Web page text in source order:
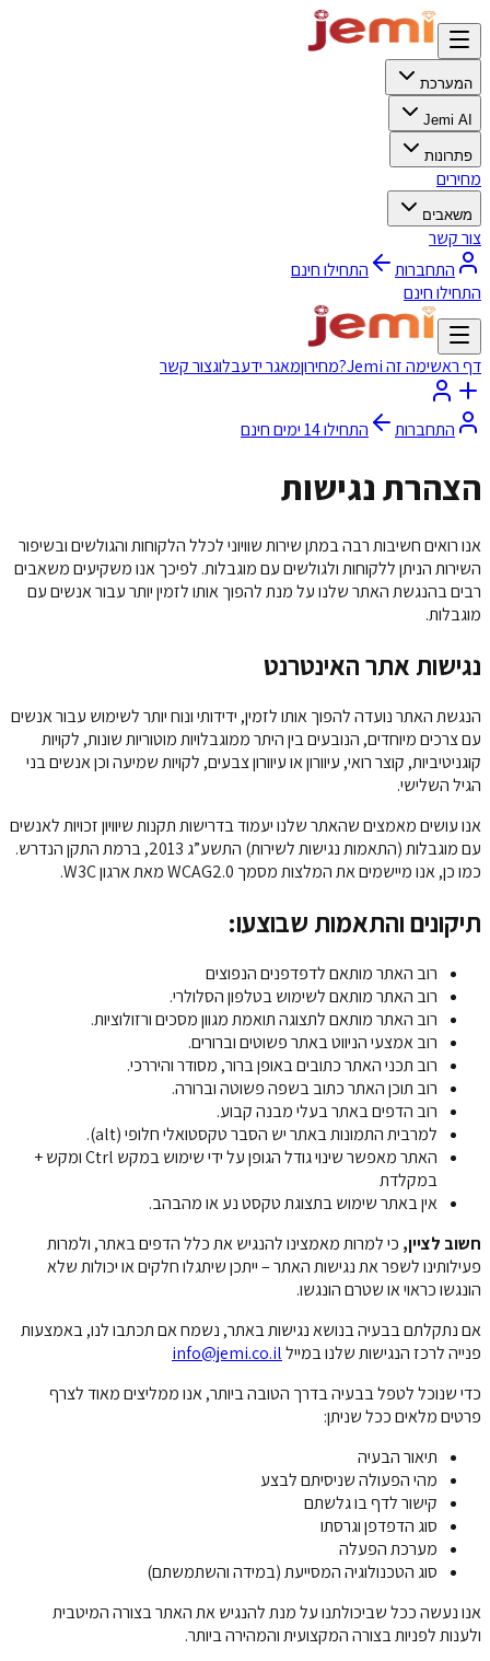
המערכת
Jemi AI
פתרונות
מחירים
משאבים
צור קשר
התחברות
התחילו חינם
התחילו חינם
דף ראשימה זה Jemi? מחירוןמאגר ידעבלוגצור קשר
התחברות התחילו 14 ימים חינם
הצהרת נגישות
אנו רואים חשיבות רבה במתן שירות שוויוני לכלל הלקוחות והגולשים ובשיפור
השירות הניתן ללקוחות ולגולשים עם מוגבלות. לפיכך אנו משקיעים משאבים
רבים בהנגשת האתר שלנו על מנת להפוך אותו לזמין יותר עבור אנשים עם
מוגבלות.
נגישות אתר האינטרנט
הנגשת האתר נועדה להפוך אותו לזמין, ידידותי ונוח יותר לשימוש עבור אנשים
עם צרכים מיוחדים, הנובעים בין היתר ממוגבלויות מוטוריות שונות, לקויות
קוגניטיביות, קוצר רואי, עיוורון או עיוורון צבעים, לקויות שמיעה וכן אנשים בני
הגיל השלישי.
אנו עושים מאמצים שהאתר שלנו יעמוד בדרישות תקנות שיוויון זכויות לאנשים
עם מוגבלות (התאמות נגישות לשירות) התשע”ג 2013, ברמת התקן הנדרש.
כמו כן, אנו מיישמים את המלצות מסמך WCAG2.0 מאת ארגון W3C.
תיקונים והתאמות שבוצעו:
רוב האתר מותאם לדפדפנים הנפוצים
רוב האתר מותאם לשימוש בטלפון הסלולרי.
רוב האתר מותאם לתצוגה תואמת מגוון מסכים ורזולוציות.
רוב אמצעי הניווט באתר פשוטים וברורים.
רוב תכני האתר כתובים באופן ברור, מסודר והיררכי.
רוב תוכן האתר כתוב בשפה פשוטה וברורה.
רוב הדפים באתר בעלי מבנה קבוע.
למרבית התמונות באתר יש הסבר טקסטואלי חלופי (alt).
האתר מאפשר שינוי גודל הגופן על ידי שימוש במקש Ctrl ומקש +
במקלדת
אין באתר שימוש בתצוגת טקסט נע או מהבהב.
חשוב לציין, כי למרות מאמצינו להנגיש את כלל הדפים באתר, ולמרות
פעילותינו לשפר את נגישות האתר – ייתכן שיתגלו חלקים או יכולות שלא
הונגשו כראוי או שטרם הונגשו.
אם נתקלתם בבעיה בנושא נגישות באתר, נשמח אם תכתבו לנו, באמצעות
פנייה לרכז הנגישות שלנו במיילinfo@jemi.co.il
כדי שנוכל לטפל בבעיה בדרך הטובה ביותר, אנו ממליצים מאוד לצרף
פרטים מלאים ככל שניתן:
תיאור הבעיה
מהי הפעולה שניסיתם לבצע
קישור לדף בו גלשתם
סוג הדפדפן וגרסתו
מערכת הפעלה
סוג הטכנולוגיה המסייעת (במידה והשתמשתם)
אנו נעשה ככל שביכולתנו על מנת להנגיש את האתר בצורה המיטבית
ולענות לפניות בצורה המקצועית והמהירה ביותר.